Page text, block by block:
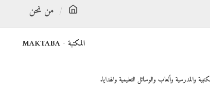
من نحن
المكتبة - MAKTABA
والمدرسية وألعاب والوسائل التعليمية والهدايا.